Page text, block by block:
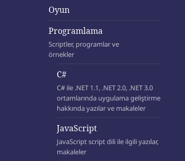
Oyun
Programlama
Scriptler, programlar ve
örnekler
C#
C# ile .NET 1.1, .NET 2.0, .NET 3.0
ortamlarında uygulama geliştirme
hakkında yazılar ve makaleler
JavaScript
JavaScript script dili ile ilgili yazılar,
makaleler